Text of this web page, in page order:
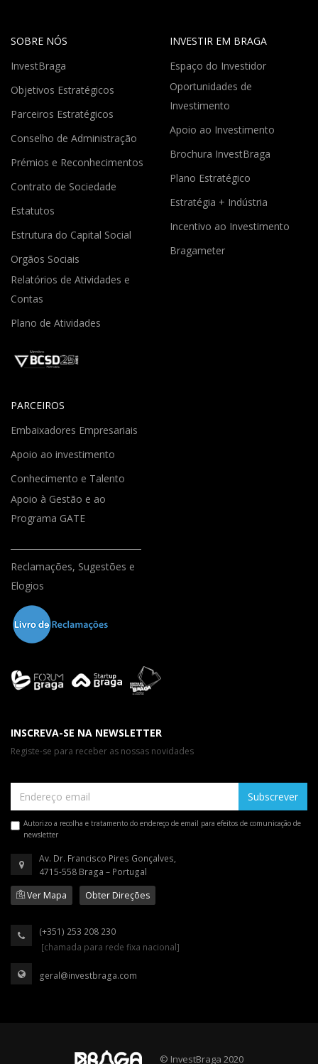
SOBRE NÓS
InvestBraga
Objetivos Estratégicos
Parceiros Estratégicos
Conselho de Administração
Prémios e Reconhecimentos
Contrato de Sociedade
Estatutos
Estrutura do Capital Social
Orgãos Sociais
Relatórios de Atividades e
Contas
Plano de Atividades
INVESTIR EM BRAGA
Espaço do Investidor
Oportunidades de
Investimento
Apoio ao Investimento
Brochura InvestBraga
Plano Estratégico
Estratégia + Indústria
Incentivo ao Investimento
Bragameter
PARCEIROS
Embaixadores Empresariais
Apoio ao investimento
Conhecimento e Talento
Apoio à Gestão e ao
Programa GATE
Reclamações, Sugestões e
Elogios
INSCREVA-SE NA NEWSLETTER
Registe-se para receber as nossas novidades
Subscrever
Autorizo a recolha e tratamento do endereço de email para efeitos de comunicação de
newsletter
Av. Dr. Francisco Pires Gonçalves,
4715-558 Braga – Portugal
Ver Mapa
Obter Direções
(+351) 253 208 230
[chamada para rede fixa nacional]
geral@investbraga.com
© InvestBraga 2020